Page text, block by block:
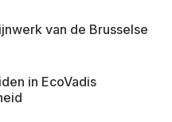
van de Brusselse
in EcoVadis